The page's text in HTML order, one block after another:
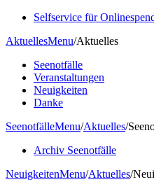
Selfservice für
AktuellesMenu/Aktuelles
Seenotfälle
Veranstaltungen
Neuigkeiten
Danke
SeenotfälleMenu/Aktuelles/
Archiv Seenotfälle
NeuigkeitenMenu/Aktuelles/